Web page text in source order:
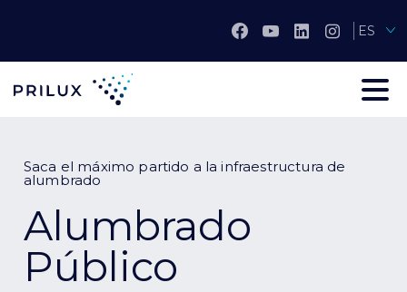
ES
Saca el máximo partido a la infraestructura de
alumbrado
Alumbrado
Público